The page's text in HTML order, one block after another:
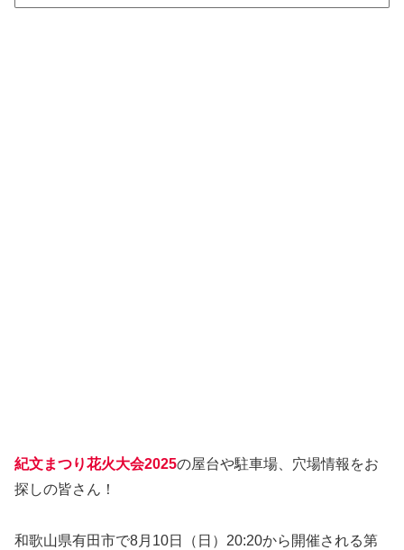
紀文まつり花火大会2025の屋台や駐車場、穴場情報をお
探しの皆さん！
和歌山県有田市で8月10日（日）20:20から開催される第